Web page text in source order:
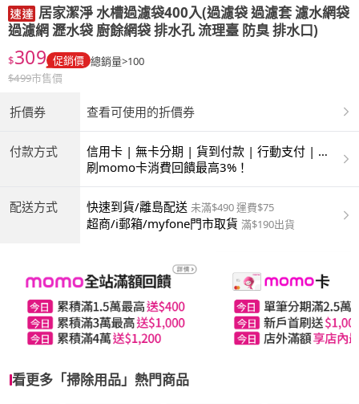
居家潔淨水槽過濾袋400入(過濾袋 過濾套 濾水網袋
過濾網 瀝水袋 廚餘網袋 排水孔 流理臺 防臭 排水口)
$309 促銷價 總銷量>100
$499市售價
折價券 查看可使用的折價券
付款方式
信用卡 | 無卡分期 | 貨到付款 | 行動支付 | 超
商付款 | ATM | 銀聯卡
刷momo卡消費回饋最高3%！
配送方式 快速到貨/離島配送 未滿$490 運費$75
超商/i郵箱/myfone門市取貨 滿$190出貨
看更多「掃除用品」熱門商品